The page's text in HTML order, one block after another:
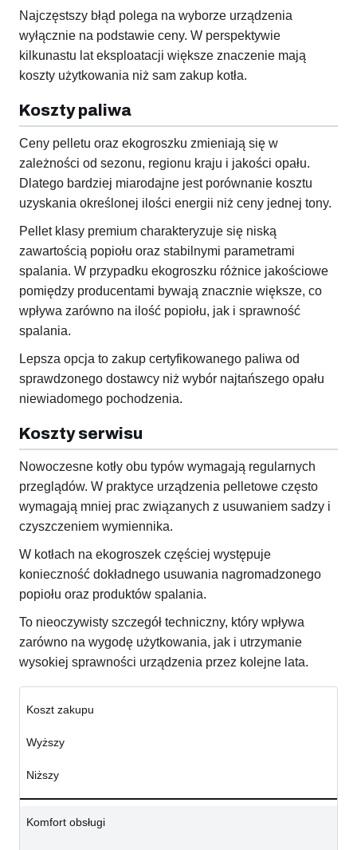
Najczęstszy błąd polega na wyborze urządzenia
wyłącznie na podstawie ceny. W perspektywie
kilkunastu lat eksploatacji większe znaczenie mają
koszty użytkowania niż sam zakup kotła.
Koszty paliwa
Ceny pelletu oraz ekogroszku zmieniają się w
zależności od sezonu, regionu kraju i jakości opału.
Dlatego bardziej miarodajne jest porównanie kosztu
uzyskania określonej ilości energii niż ceny jednej tony.
Pellet klasy premium charakteryzuje się niską
zawartością popiołu oraz stabilnymi parametrami
spalania. W przypadku ekogroszku różnice jakościowe
pomiędzy producentami bywają znacznie większe, co
wpływa zarówno na ilość popiołu, jak i sprawność
spalania.
Lepsza opcja to zakup certyfikowanego paliwa od
sprawdzonego dostawcy niż wybór najtańszego opału
niewiadomego pochodzenia.
Koszty serwisu
Nowoczesne kotły obu typów wymagają regularnych
przeglądów. W praktyce urządzenia pelletowe często
wymagają mniej prac związanych z usuwaniem sadzy i
czyszczeniem wymiennika.
W kotłach na ekogroszek częściej występuje
konieczność dokładnego usuwania nagromadzonego
popiołu oraz produktów spalania.
To nieoczywisty szczegół techniczny, który wpływa
zarówno na wygodę użytkowania, jak i utrzymanie
wysokiej sprawności urządzenia przez kolejne lata.
Koszt zakupu
Wyższy
Niższy
Komfort obsługi